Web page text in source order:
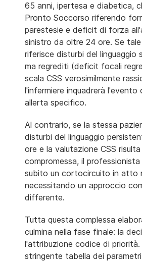
65 anni, ipertesa e diabetica,
Pronto Soccorso riferendo
parestesie e deficit di forza
sinistro da oltre 24 ore. Se
riferisce disturbi del linguaggio
ma regrediti (deficit focali
scala CSS verosimilmente
l'infermiere inquadrerà l'evento
allerta specifico.
Al contrario, se la stessa
disturbi del linguaggio
ore e la valutazione CSS
compromessa, il
subito un cortocircuito in atto
necessitando un approccio
differente.
Tutta questa complessa
culmina nella fase finale: la
l'attribuzione codice di priorità.
stringente tabella dei